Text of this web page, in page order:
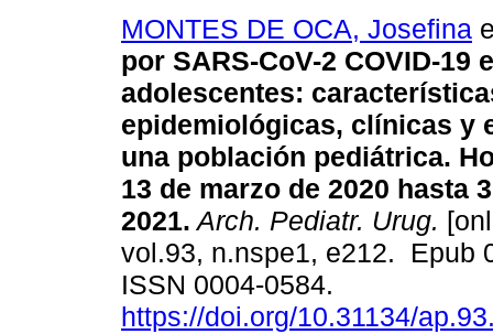
MONTES DE OCA, Josefina
por SARS-CoV-2 COVID-19
adolescentes:
epidemiológicas, clínicas y
una población pediátrica.
13 de marzo de 2020 hasta
2021. Arch. Pediatr. Urug.
vol.93, n.nspe1, e212. Epub
ISSN 0004-0584.
https://doi.org/10.31134/